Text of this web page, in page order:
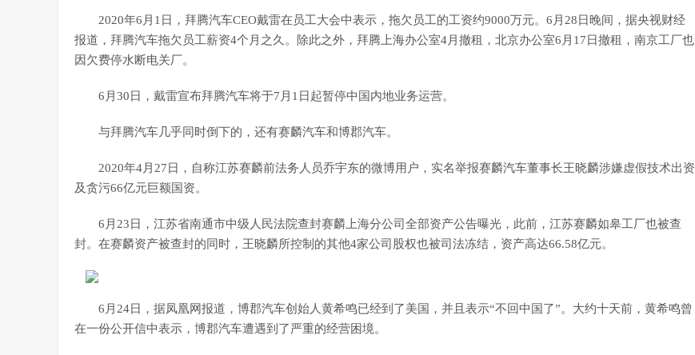
2020年6月1日，拜腾汽车CEO戴雷在员工大会中表示，拖欠员工的工资约9000万元。6月28日晚间，据央视财经
报道，拜腾汽车拖欠员工薪资4个月之久。除此之外，拜腾上海办公室4月撤租，北京办公室6月17日撤租，南京工厂也
因欠费停水断电关厂。
6月30日，戴雷宣布拜腾汽车将于7月1日起暂停中国内地业务运营。
与拜腾汽车几乎同时倒下的，还有赛麟汽车和博郡汽车。
2020年4月27日，自称江苏赛麟前法务人员乔宇东的微博用户，实名举报赛麟汽车董事长王晓麟涉嫌虚假技术出资
及贪污66亿元巨额国资。
6月23日，江苏省南通市中级人民法院查封赛麟上海分公司全部资产公告曝光，此前，江苏赛麟如皋工厂也被查
封。在赛麟资产被查封的同时，王晓麟所控制的其他4家公司股权也被司法冻结，资产高达66.58亿元。
6月24日，据凤凰网报道，博郡汽车创始人黄希鸣已经到了美国，并且表示“不回中国了”。大约十天前，黄希鸣曾
在一份公开信中表示，博郡汽车遭遇到了严重的经营困境。